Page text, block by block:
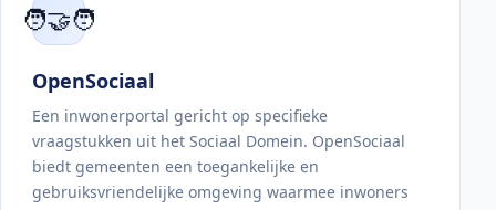
🧑‍🤝‍🧑
OpenSociaal
Een inwonerportal gericht op specifieke
vraagstukken uit het Sociaal Domein. OpenSociaal
biedt gemeenten een toegankelijke en
gebruiksvriendelijke omgeving waarmee inwoners